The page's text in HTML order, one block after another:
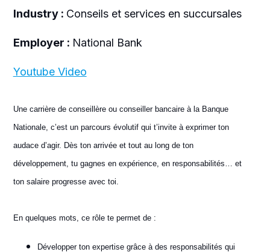
Industry : Conseils et services en succursales
Employer : National Bank
Youtube Video
Une carrière de conseillère ou conseiller bancaire à la Banque
Nationale, c’est un parcours évolutif qui t’invite à exprimer ton
audace d’agir. Dès ton arrivée et tout au long de ton
développement, tu gagnes en expérience, en responsabilités… et
ton salaire progresse avec toi.
En quelques mots, ce rôle te permet de :
Développer ton expertise grâce à des responsabilités qui